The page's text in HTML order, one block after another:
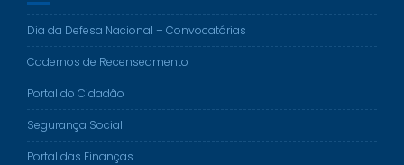
Dia da Defesa Nacional – Convocatórias
Cadernos de Recenseamento
Portal do Cidadão
Segurança Social
Portal das Finanças